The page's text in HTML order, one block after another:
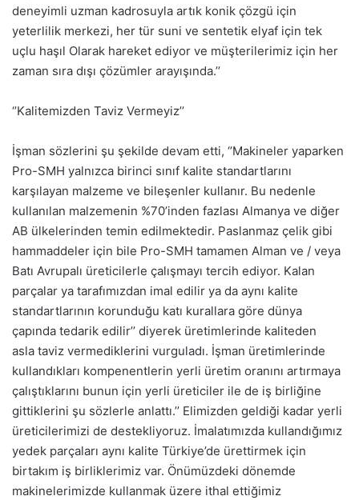
deneyimli uzman kadrosuyla artık konik çözgü için
yeterlilik merkezi, her tür suni ve sentetik elyaf için tek
uçlu haşıl Olarak hareket ediyor ve müşterilerimiz için her
zaman sıra dışı çözümler arayışında.’’
‘’Kalitemizden Taviz Vermeyiz’’
İşman sözlerini şu şekilde devam etti, ‘’Makineler yaparken
Pro-SMH yalnızca birinci sınıf kalite standartlarını
karşılayan malzeme ve bileşenler kullanır. Bu nedenle
kullanılan malzemenin %70’inden fazlası Almanya ve diğer
AB ülkelerinden temin edilmektedir. Paslanmaz çelik gibi
hammaddeler için bile Pro-SMH tamamen Alman ve / veya
Batı Avrupalı üreticilerle çalışmayı tercih ediyor. Kalan
parçalar ya tarafımızdan imal edilir ya da aynı kalite
standartlarının korunduğu katı kurallara göre dünya
çapında tedarik edilir’’ diyerek üretimlerinde kaliteden
asla taviz vermediklerini vurguladı. İşman üretimlerinde
kullandıkları kompenentlerin yerli üretim oranını artırmaya
çalıştıklarını bunun için yerli üreticiler ile de iş birliğine
gittiklerini şu sözlerle anlattı.’’ Elimizden geldiği kadar yerli
üreticilerimizi de destekliyoruz. İmalatımızda kullandığımız
yedek parçaları aynı kalite Türkiye’de ürettirmek için
birtakım iş birliklerimiz var. Önümüzdeki dönemde
makinelerimizde kullanmak üzere ithal ettiğimiz